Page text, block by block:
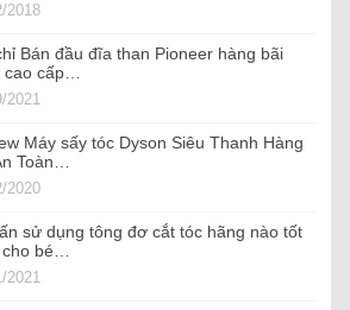
2018
Bán đầu đĩa than Pioneer hàng bãi
cao cấp…
2021
Máy sấy tóc Dyson Siêu Thanh Hàng
Toàn…
2020
sử dụng tông đơ cắt tóc hãng nào tốt
cho bé…
2021